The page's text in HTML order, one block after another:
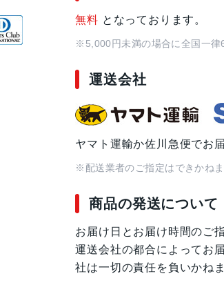
無料 となっております。
※5,000円未満の場合に全国一律
運送会社
ヤマト運輸か佐川急便でお
※配送業者のご指定はできかねま
商品の発送について
お届け日とお届け時間のご
運送会社の都合によってお
社は一切の責任を負いかねま